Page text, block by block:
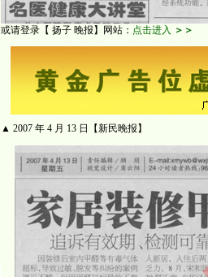
或请登录【 扬子 晚报】网站： 点击进入 ＞＞
▲ 2007 年 4 月 13 日【新民晚报】